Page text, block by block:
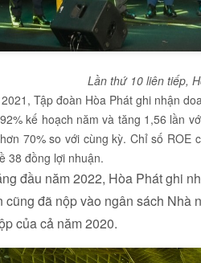
Lần thứ 10 liên tiếp,
Tập đoàn Hòa Phát ghi nhận
kế hoạch năm và tăng 1,56 lần
70% so với cùng kỳ. Chỉ số ROE
38 đồng lợi nhuận.
đầu năm 2022, Hòa Phát ghi
cũng đã nộp vào ngân sách Nhà
của cả năm 2020.